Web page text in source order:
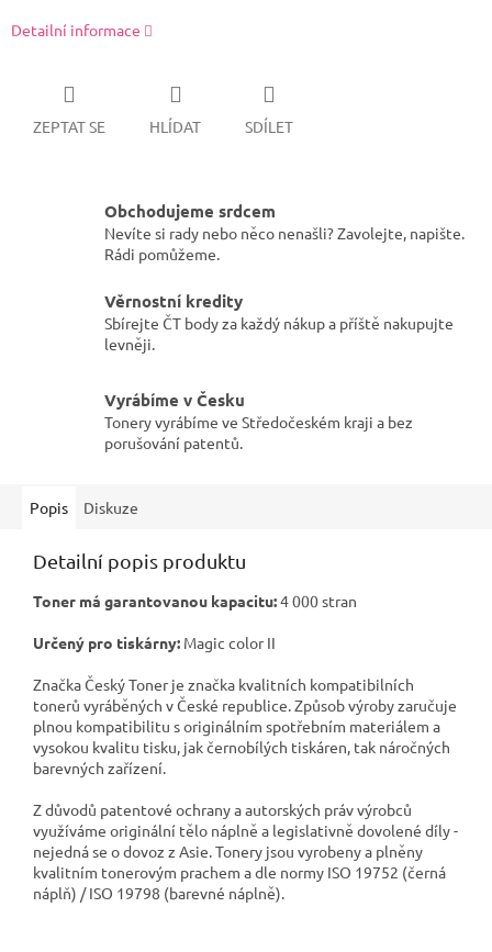
Detailní informace
ZEPTAT SE HLÍDAT SDÍLET
Obchodujeme srdcem
Nevíte si rady nebo něco nenašli? Zavolejte, napište.
Rádi pomůžeme.
Věrnostní kredity
Sbírejte ČT body za každý nákup a příště nakupujte
levněji.
Vyrábíme v Česku
Tonery vyrábíme ve Středočeském kraji a bez
porušování patentů.
Popis Diskuze
Detailní popis produktu
Toner má garantovanou kapacitu:4 000 stran
Určený pro tiskárny: Magic color II
Značka Český Toner je značka kvalitních kompatibilních
tonerů vyráběných v České republice. Způsob výroby zaručuje
plnou kompatibilitu s originálním spotřebním materiálem a
vysokou kvalitu tisku, jak černobílých tiskáren, tak náročných
barevných zařízení.
Z důvodů patentové ochrany a autorských práv výrobců
využíváme originální tělo náplně a legislativně dovolené díly -
nejedná se o dovoz z Asie. Tonery jsou vyrobeny a plněny
kvalitním tonerovým prachem a dle normy ISO 19752 (černá
náplň) / ISO 19798 (barevné náplně).